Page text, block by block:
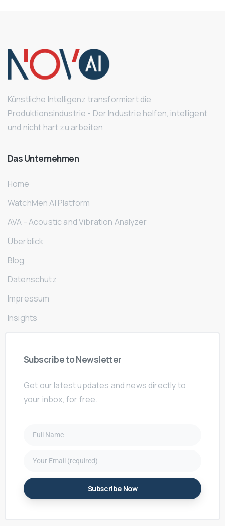
Künstliche Intelligenz transformiert die
Produktionsindustrie - Der Industrie helfen, intelligent
und nicht hart zu arbeiten
DasUnternehmen
Home
WatchMen AI Platform
AVA - Acoustic and Vibration Analyzer
Überblick
Blog
Datenschutz
Impressum
Insights
SubscribetoNewsletter
Get our latest updates and news directly to
your inbox, for free.